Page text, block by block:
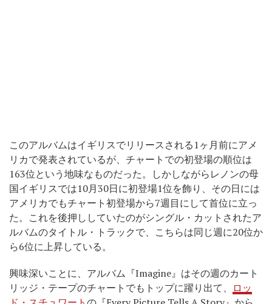
このアルバムはイギリスでリリースされる1ヶ月前にアメ
リカで発表されているが、チャートでの初登場の順位は
163位という地味なものだった。しかしながらレノンの母
国イギリスでは10月30日に初登場1位を飾り、その日には
アメリカでもチャート初登場から7週目にして首位に立っ
た。これを後押ししていたのがシングル・カットされたア
ルバムのタイトル・トラックで、こちらは同じ週に20位か
ら6位に上昇している。
興味深いことに、アルバム『Imagine』はその週のカート
リッジ・テープのチャートでもトップに躍り出て、
ロッ